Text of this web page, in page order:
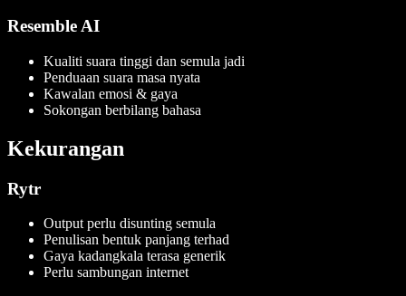
Resemble AI
Kualiti suara tinggi dan semula jadi
Penduaan suara masa nyata
Kawalan emosi & gaya
Sokongan berbilang bahasa
Kekurangan
Rytr
Output perlu disunting semula
Penulisan bentuk panjang terhad
Gaya kadangkala terasa generik
Perlu sambungan internet